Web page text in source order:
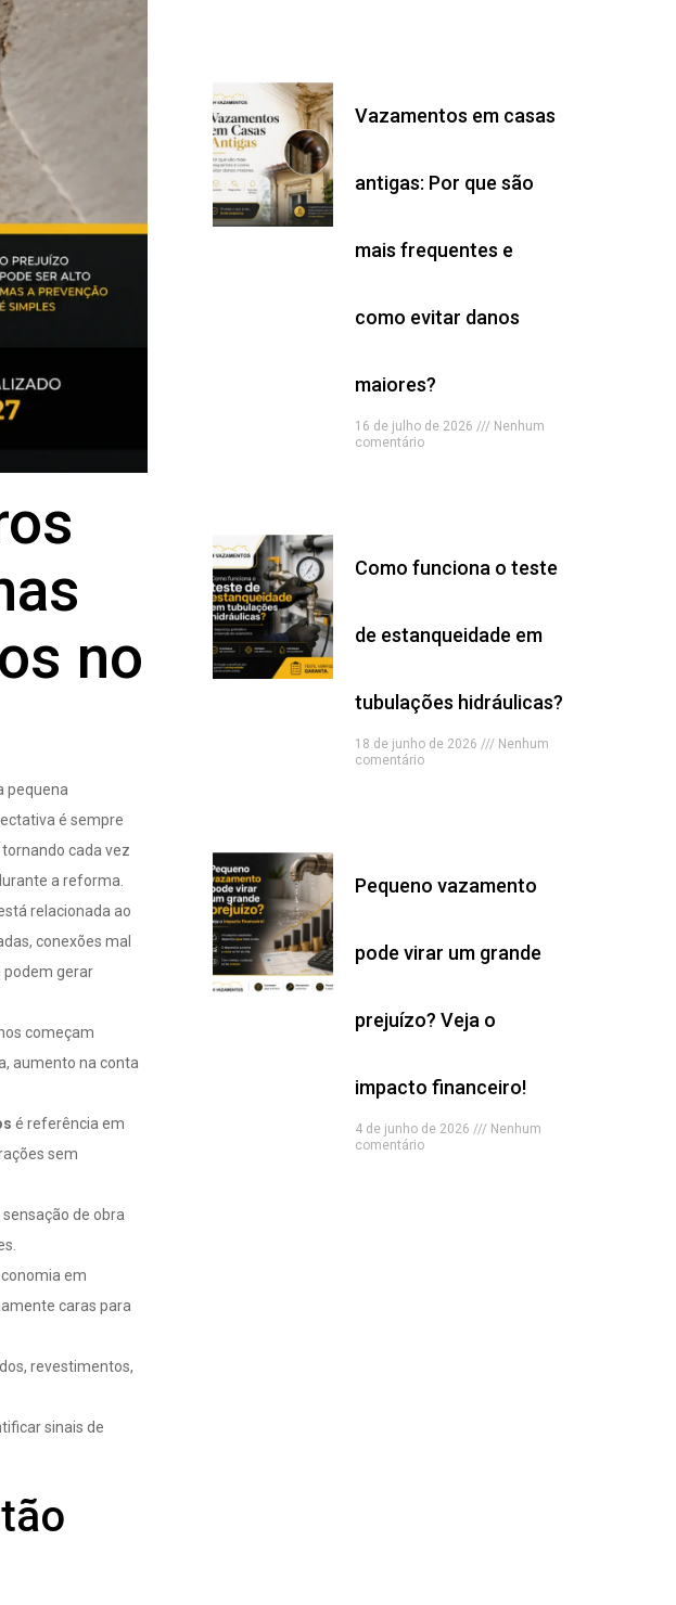
no
pequena
é sempre
cada vez
a reforma.
relacionada ao
conexões mal
podem gerar
começam
aumento na conta
é referência em
sem
de obra
em
caras para
revestimentos,
sinais de
Vazamentos em casas
antigas: Por que são
mais frequentes e
como evitar danos
maiores?
16 de julho de 2026
Nenhum
comentário
Como funciona o teste
de estanqueidade em
tubulações hidráulicas?
18 de junho de 2026
Nenhum
comentário
Pequeno vazamento
pode virar um grande
prejuízo? Veja o
impacto financeiro!
4 de junho de 2026
Nenhum
comentário